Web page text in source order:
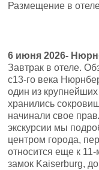
Размещение в
6 июня2026-
Завтрак в отеле.
с13-го века
один из
хранились
начинали свое
экскурсии мы
центром города,
относится еще к
замок Kaiserburg,